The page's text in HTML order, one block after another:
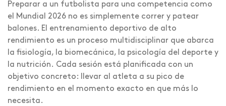
Preparar a un futbolista para una competencia como
el Mundial 2026 no es simplemente correr y patear
balones. El entrenamiento deportivo de alto
rendimiento es un proceso multidisciplinar que abarca
la fisiología, la biomecánica, la psicología del deporte y
la nutrición. Cada sesión está planificada con un
objetivo concreto: llevar al atleta a su pico de
rendimiento en el momento exacto en que más lo
necesita.